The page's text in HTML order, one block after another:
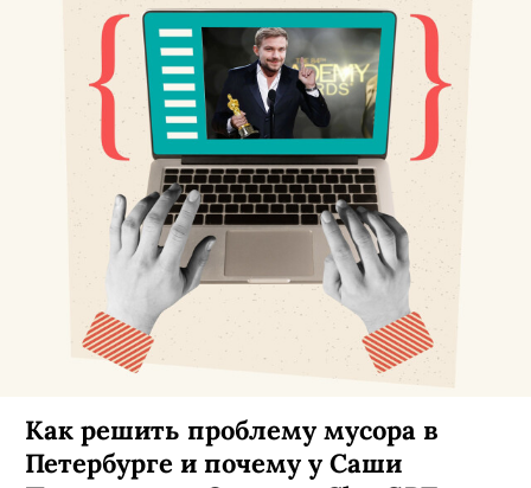
Как решить проблему мусора в
Петербурге и почему у Саши